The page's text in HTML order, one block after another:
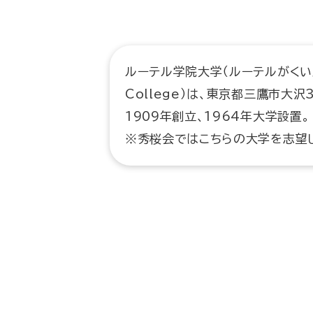
ルーテル学院大学（ルーテルが
College）は、東京都三鷹市大
1909年創立、1964年大学設置。
※秀桜会ではこちらの大学を志望